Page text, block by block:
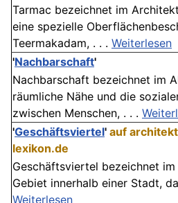
Tarmac bezeichnet im
eine spezielle
Teermakadam, . . . Weiterlesen
'Nachbarschaft'
Nachbarschaft bezeichnet im
räumliche Nähe und die
zwischen Menschen, . . .
'Geschäftsviertel' auf
lexikon.de
Geschäftsviertel bezeichnet
Gebiet innerhalb einer Stadt,
Weiterlesen